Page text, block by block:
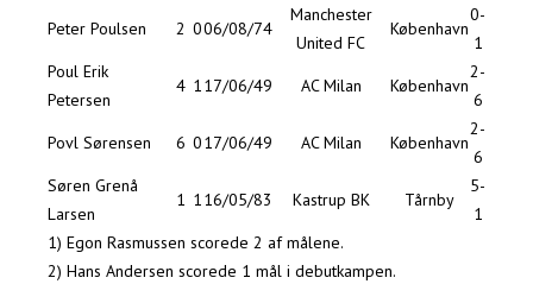
Peter Poulsen
2 006/08/74
Manchester
United FC
København
0-
1
Poul Erik
Petersen
4 117/06/49 AC Milan København
2-
6
Povl Sørensen
6 017/06/49 AC Milan København
2-
6
Søren Grenå
Larsen
1 116/05/83 Kastrup BK Tårnby
5-
1
1) Egon Rasmussen scorede 2 af målene.
2) Hans Andersen scorede 1 mål i debutkampen.